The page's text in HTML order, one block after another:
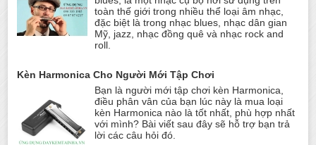
toàn thế giới trong nhiều thể loại âm nhạc,
đặc biệt là trong nhạc blues, nhạc dân gian
Mỹ, jazz, nhạc đồng quê và nhạc rock and
roll.
Kèn Harmonica Cho Người Mới Tập Chơi
Bạn là người mới tập chơi kèn Harmonica,
điều phân vân của bạn lúc này là mua loại
kèn Harmonica nào là tốt nhất, phù hợp nhất
với mình? Bài viết sau đây sẽ hỗ trợ bạn trả
lời các câu hỏi đó.